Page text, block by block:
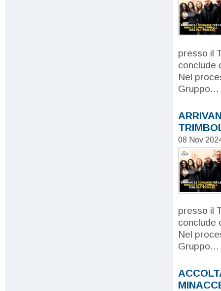
presso il
conclude
Nel
Gruppo...
08 Nov
presso il
conclude
Nel
Gruppo...